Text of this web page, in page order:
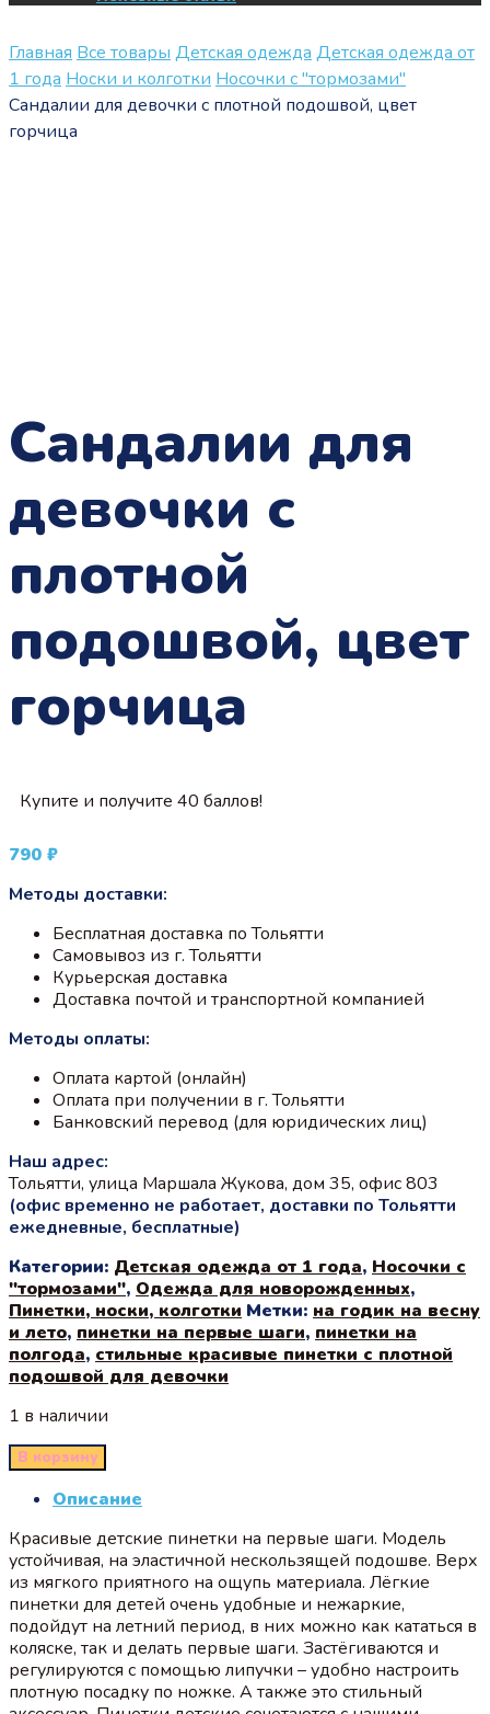
Главная Все товары Детская одежда Детская одежда от
1 года Носки и колготки Носочки с "тормозами"
Сандалии для девочки с плотной подошвой, цвет
горчица
Сандалии для
девочки с
плотной
подошвой, цвет
горчица
Купите и получите 40 баллов!
790 ₽
Методы доставки:
Бесплатная доставка по Тольятти
Самовывоз из г. Тольятти
Курьерская доставка
Доставка почтой и транспортной компанией
Методы оплаты:
Оплата картой (онлайн)
Оплата при получении в г. Тольятти
Банковский перевод (для юридических лиц)
Наш адрес:
Тольятти, улица Маршала Жукова, дом 35, офис 803
(офис временно не работает, доставки по Тольятти
ежедневные, бесплатные)
Категории: Детская одежда от 1 года, Носочки с
"тормозами", Одежда для новорожденных,
Пинетки, носки, колготки Метки: на годик на весну
и лето, пинетки на первые шаги, пинетки на
полгода, стильные красивые пинетки с плотной
подошвой для девочки
1 в наличии
В корзину
Описание
Красивые детские пинетки на первые шаги. Модель
устойчивая, на эластичной нескользящей подошве. Верх
из мягкого приятного на ощупь материала. Лёгкие
пинетки для детей очень удобные и нежаркие,
подойдут на летний период, в них можно как кататься в
коляске, так и делать первые шаги. Застёгиваются и
регулируются с помощью липучки – удобно настроить
плотную посадку по ножке. А также это стильный